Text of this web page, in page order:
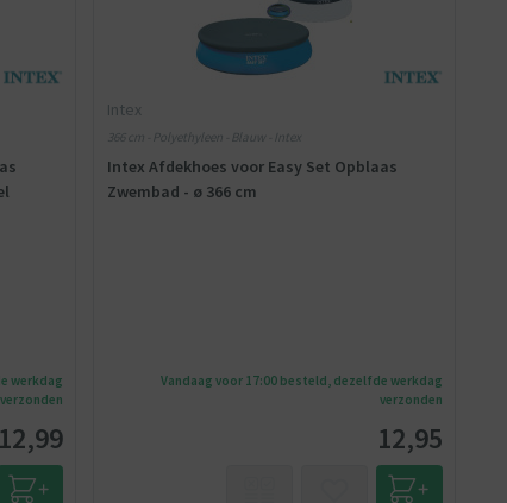
werkdag
verzonden
12,99
Intex
366 cm - Polyethyleen - Blauw - Intex
Intex Afdekhoes voor Easy Set Opblaas
Zwembad - ø 366 cm
Vandaag voor 17:00 besteld, dezelfde werkdag
verzonden
12,95